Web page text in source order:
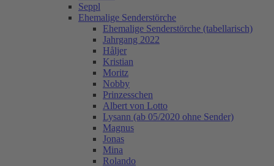
Seppl
Ehemalige Senderstörche
Ehemalige Senderstörche (tabellarisch)
Jahrgang 2022
Håljer
Kristian
Moritz
Nobby
Prinzesschen
Albert von Lotto
Lysann (ab 05/2020 ohne Sender)
Magnus
Jonas
Mina
Rolando